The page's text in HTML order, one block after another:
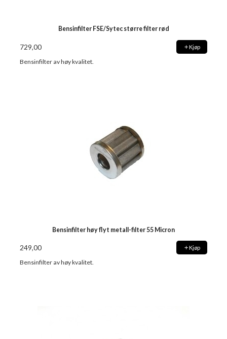
Bensinfilter FSE/Sytec større filter rød
729,00 Kjøp
Bensinfilter av høy kvalitet.
Bensinfilter høy flyt metall-filter 55 Micron
249,00 Kjøp
Bensinfilter av høy kvalitet.